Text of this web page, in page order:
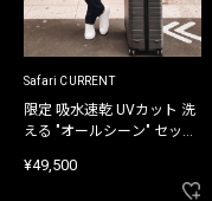
Safari CURRENT
限定 吸水速乾 UVカット 洗
える "オールシーン" セット
¥49,500